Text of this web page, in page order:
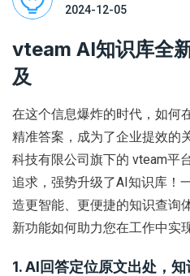
2024-12-05
vteam AI知识库全
及
在这个信息爆炸的时代，如何
精准答案，成为了企业提效的
科技有限公司旗下的 vteam平
追求，强势升级了AI知识库！
造更智能、更便捷的知识查询
新功能如何助力您在工作中实
1. AI回答定位原文出处，